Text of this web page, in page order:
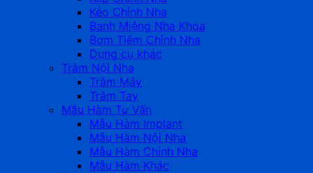
Kéo Chỉnh Nha
Banh Miệng Nha Khoa
Bơm Tiêm Chỉnh Nha
Dụng cụ khác
Trâm Nội Nha
Trâm Máy
Trâm Tay
Mẫu Hàm Tư Vấn
Mẫu Hàm Implant
Mẫu Hàm Nội Nha
Mẫu Hàm Chỉnh Nha
Mẫu Hàm Khác